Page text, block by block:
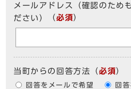
メールアドレス（確認のため
ださい）
（必須）
当町からの回答方法 （必須）
回答をメールで希望 回